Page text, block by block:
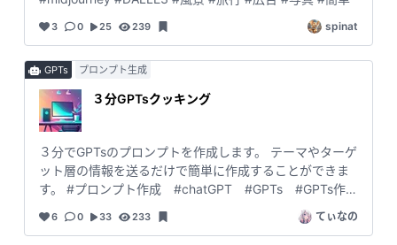
3 0 25 239 spinat
GPTs プロンプト生成
３分GPTsクッキング
３分でGPTsのプロンプトを作成します。 テーマやターゲ
ット層の情報を送るだけで簡単に作成することができま
す。 #プロンプト作成 #chatGPT #GPTs #GPTs作成
6 0 33 233 てぃなの